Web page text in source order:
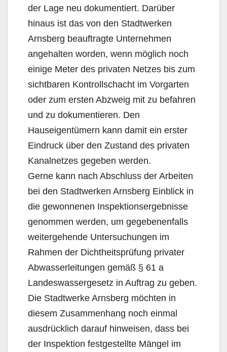
der Lage neu dokumentiert. Darüber
hinaus ist das von den Stadtwerken
Arnsberg beauftragte Unternehmen
angehalten worden, wenn möglich noch
einige Meter des privaten Netzes bis zum
sichtbaren Kontrollschacht im Vorgarten
oder zum ersten Abzweig mit zu befahren
und zu dokumentieren. Den
Hauseigentümern kann damit ein erster
Eindruck über den Zustand des privaten
Kanalnetzes gegeben werden.
Gerne kann nach Abschluss der Arbeiten
bei den Stadtwerken Arnsberg Einblick in
die gewonnenen Inspektionsergebnisse
genommen werden, um gegebenenfalls
weitergehende Untersuchungen im
Rahmen der Dichtheitsprüfung privater
Abwasserleitungen gemäß § 61 a
Landeswassergesetz in Auftrag zu geben.
Die Stadtwerke Arnsberg möchten in
diesem Zusammenhang noch einmal
ausdrücklich darauf hinweisen, dass bei
der Inspektion festgestellte Mängel im